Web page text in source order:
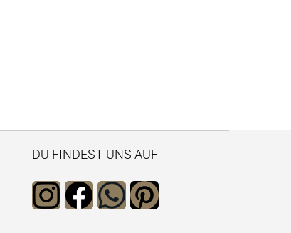
DU FINDEST UNS AUF